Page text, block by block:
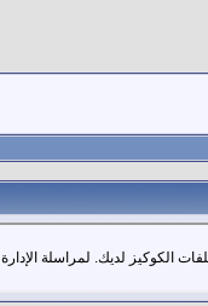
الكوكيز لديك. لمراسلة الإدارة